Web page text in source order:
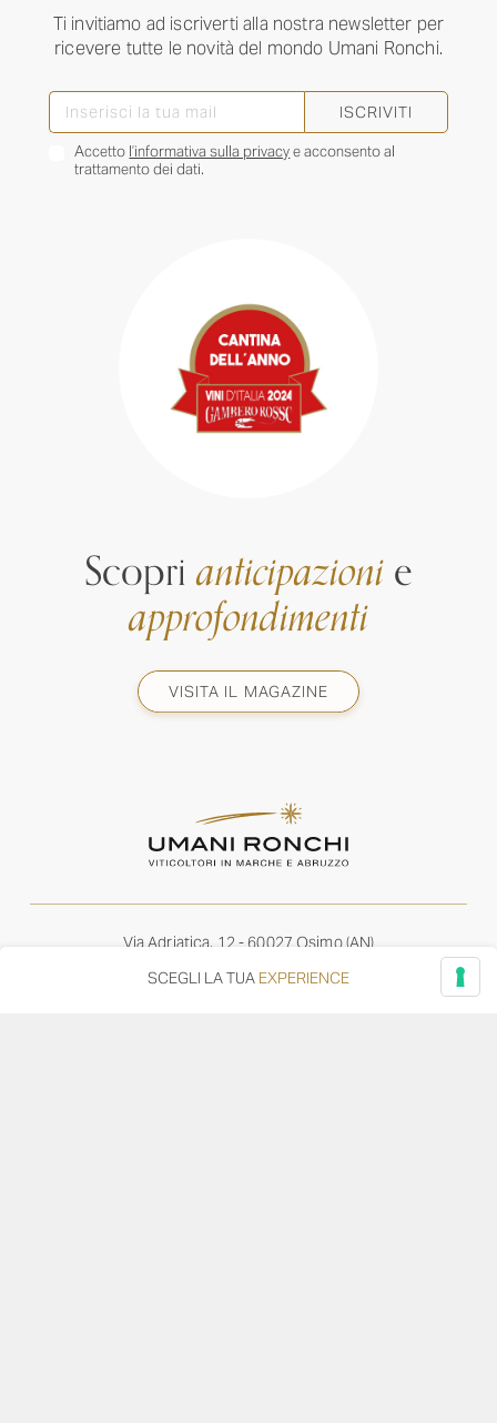
Ti invitiamo ad iscriverti alla nostra newsletter per
ricevere tutte le novità del mondo Umani Ronchi.
ISCRIVITI
Accetto l’informativa sulla privacye acconsento al
trattamento dei dati.
Scoprianticipazionie
approfondimenti
VISITA IL MAGAZINE
Via Adriatica, 12 - 60027 Osimo (AN)
wine@umanironchi.it
SCEGLI LA TUA EXPERIENCE